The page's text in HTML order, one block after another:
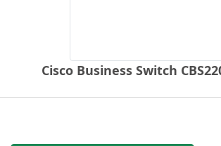
Cisco Business Switch